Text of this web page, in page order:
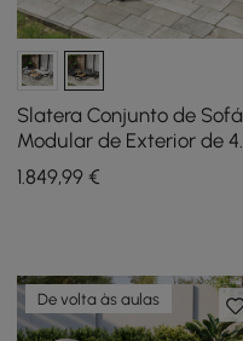
Slatera Conjunto de Sofá
Modular de Exterior de 4
Peças em Alumínio e
Acácia para 4 Pessoas em
1.849,99 €
De volta às aulas